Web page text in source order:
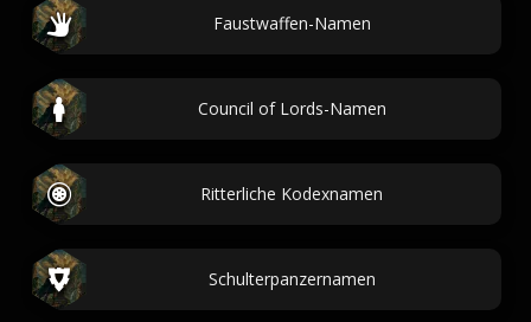
Faustwaffen-Namen
Council of Lords-Namen
Ritterliche Kodexnamen
Schulterpanzernamen